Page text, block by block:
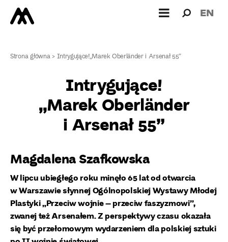
dla: EN
Strona główna>Intrygujące!„Marek Oberländer i Arsenał 55”
Intrygujące!
„Marek Oberländer
i Arsenał 55”
Magdalena Szafkowska
W lipcu ubiegłego roku minęło 65 lat od otwarcia
w Warszawie słynnej Ogólnopolskiej Wystawy Młodej
Plastyki „Przeciw wojnie – przeciw faszyzmowi”,
zwanej też Arsenałem. Z perspektywy czasu okazała
się być przełomowym wydarzeniem dla polskiej sztuki